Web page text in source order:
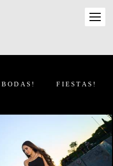
BODAS! FIESTAS!